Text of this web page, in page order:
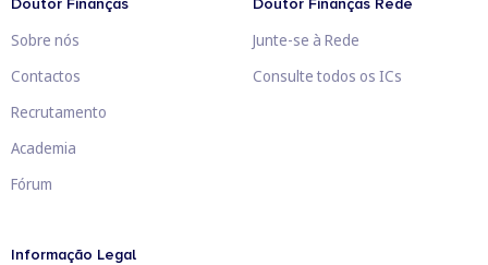
Doutor Finanças
Sobre nós
Contactos
Recrutamento
Academia
Fórum
Doutor Finanças Rede
Junte-se à Rede
Consulte todos os ICs
Informação Legal